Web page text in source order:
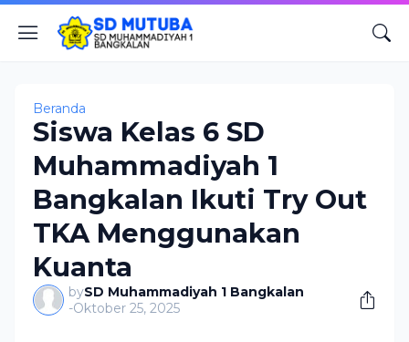
Beranda
Siswa Kelas 6 SD
Muhammadiyah 1
Bangkalan Ikuti Try Out
TKA Menggunakan
Kuanta
bySD Muhammadiyah 1 Bangkalan
-Oktober 25, 2025